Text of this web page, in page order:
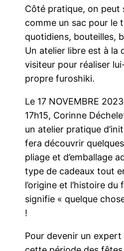
Côté pratique, on peut
comme un sac pour le
quotidiens, bouteilles,
Un atelier libre est à la
visiteur pour réaliser
propre furoshiki.
Le 17 NOVEMBRE
17h15, Corinne
un atelier pratique
fera découvrir
pliage et d’emballage
type de cadeaux tout
l’origine et l’histoire du
signifie « quelque
!
Pour devenir un expert